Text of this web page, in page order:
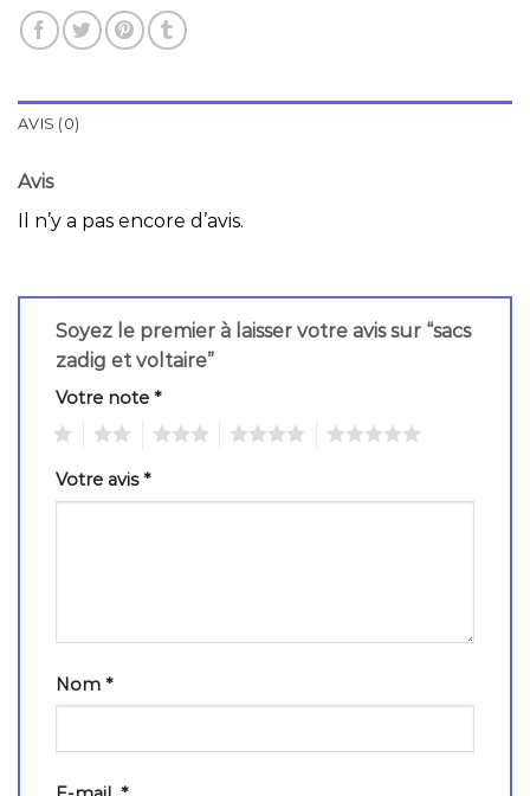
AVIS (0)
Avis
Il n’y a pas encore d’avis.
Soyez le premier à laisser votre avis sur “sacs
zadig et voltaire”
Votre note *
Votre avis*
Nom *